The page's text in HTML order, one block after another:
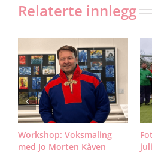
Relaterte innlegg
Workshop: Voksmaling
med Jo Morten Kåven
juli